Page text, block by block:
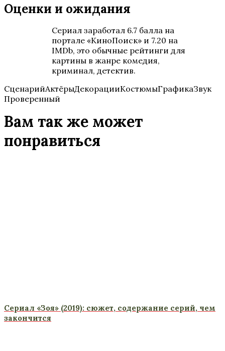
Оценки и ожидания
Сериал заработал 6.7 балла на
портале «КиноПоиск» и 7.20 на
IMDb, это обычные рейтинги для
картины в жанре комедия,
криминал, детектив.
СценарийАктёрыДекорацииКостюмыГрафикаЗвук
Проверенный
Вам так же может
понравиться
Сериал «Зоя» (2019): сюжет, содержание серий, чем
закончится